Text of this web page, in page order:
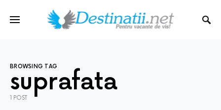
BROWSING TAG
suprafata
1 POST